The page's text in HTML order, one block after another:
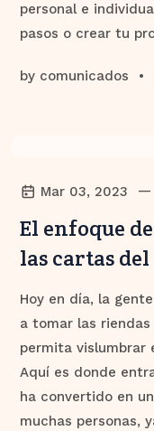
personal e
pasos o crear tu
by comunicados •
Mar 03, 2023 —
El enfoque
las cartas
Hoy en día, la
a tomar las
permita vislumbrar
Aquí es donde
ha convertido en
muchas personas,